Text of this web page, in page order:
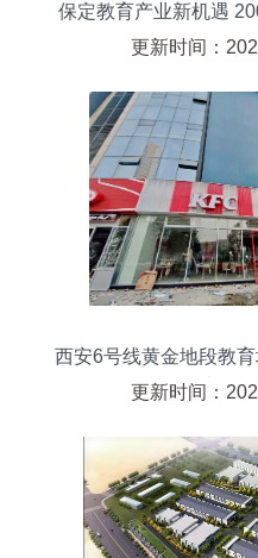
保定教育产业新机遇
更新时间：
西安6号线黄金地段教
米可
更新时间：